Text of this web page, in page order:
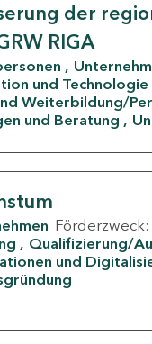
der
RIGA
und Technologie
Weiterbildung/
und Beratung
Förderzweck:
Qualifizierung/
und